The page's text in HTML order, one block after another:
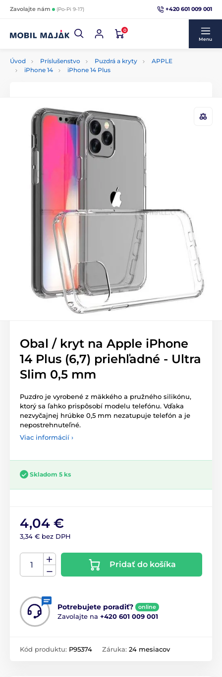
Zavolajte nám (Po-Pi 9-17) +420 601 009 001
0
Menu
Úvod Príslušenstvo Puzdrá a kryty
APPLE
iPhone 14
iPhone 14 Plus
Obal / kryt na Apple iPhone
14 Plus (6,7) priehľadné - Ultra
Slim 0,5 mm
Puzdro je vyrobené z mäkkého a pružného silikónu,
ktorý sa ľahko prispôsobí modelu telefónu. Vďaka
nezvyčajnej hrúbke 0,5 mm nezatupuje telefón a je
nepostrehnuteľné.
Viac informácií ›
Skladom 5 ks
4,04 €
3,34 € bez DPH
Pridať do košíka
Potrebujete poradiť? online
Zavolajte na +420 601 009 001
Kód produktu: P95374 Záruka: 24 mesiacov